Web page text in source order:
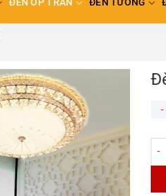
ĐÈN ỐP TRẦN ĐÈN TƯỜNG
-